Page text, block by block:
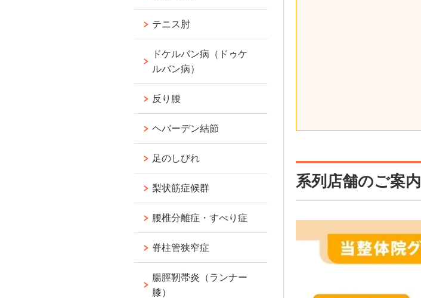
系列店舗のご案内
テニス肘
ドケルバン病（ドゥケ
ルバン病）
反り腰
ヘバーデン結節
足のしびれ
梨状筋症候群
腰椎分離症・すべり症
脊柱管狭窄症
腸脛靭帯炎（ランナー
膝）